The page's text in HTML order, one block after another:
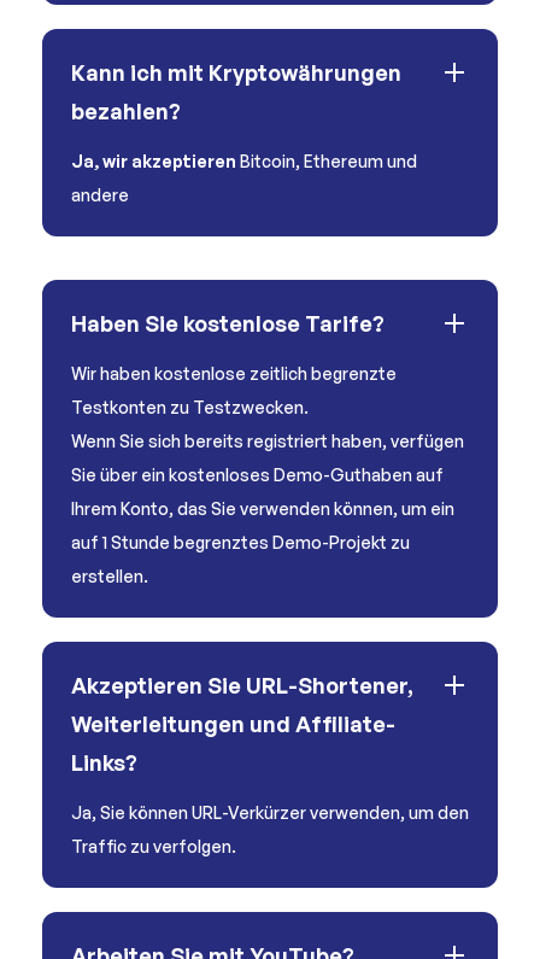
Kann ich mit Kryptowährungen
bezahlen?
Ja, wir akzeptieren Bitcoin, Ethereum und
andere
Haben Sie kostenlose Tarife?
Wir haben kostenlose zeitlich begrenzte
Testkonten zu Testzwecken.
Wenn Sie sich bereits registriert haben, verfügen
Sie über ein kostenloses Demo-Guthaben auf
Ihrem Konto, das Sie verwenden können, um ein
auf 1 Stunde begrenztes Demo-Projekt zu
erstellen.
Akzeptieren Sie URL-Shortener,
Weiterleitungen und Affiliate-
Links?
Ja, Sie können URL-Verkürzer verwenden, um den
Traffic zu verfolgen.